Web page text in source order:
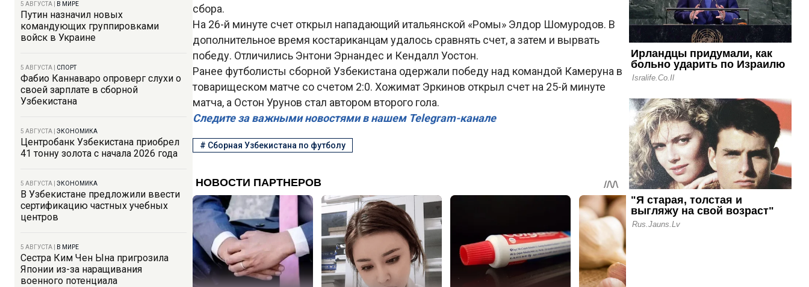
5 АВГУСТА В МИРЕ
Путин назначил новых
командующих группировками
войск в Украине
5 АВГУСТА СПОРТ
Фабио Каннаваро опроверг слухи о
своей зарплате в сборной
Узбекистана
5 АВГУСТА ЭКОНОМИКА
Центробанк Узбекистана приобрел
41 тонну золота с начала 2026 года
5 АВГУСТА ЭКОНОМИКА
В Узбекистане предложили ввести
сертификацию частных учебных
центров
5 АВГУСТА В МИРЕ
Сестра Ким Чен Ына пригрозила
Японии из-за наращивания
военного потенциала
сбора.
На 26-й минуте счет открыл нападающий итальянской «Ромы» Элдор Шомуродов. В
дополнительное время костариканцам удалось сравнять счет, а затем и вырвать
победу. Отличились Энтони Эрнандес и Кендалл Уостон.
Ранее футболисты сборной Узбекистана одержали победу над командой Камеруна в
товарищеском матче со счетом 2:0. Хожимат Эркинов открыл счет на 25-й минуте
матча, а Остон Урунов стал автором второго гола.
Следите за важными новостями в нашем Telegram-канале
# Сборная Узбекистана по футболу